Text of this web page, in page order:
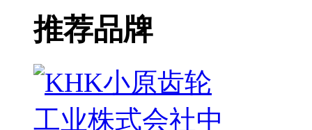
推荐品牌